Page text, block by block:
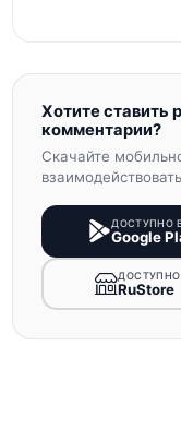
Хотите ставить
комментарии?
Скачайте
ДОСТУПНО
Google
ДОСТУПНО
RuStore